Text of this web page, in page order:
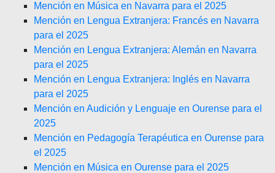
Mención en Música en Navarra para el 2025
Mención en Lengua Extranjera: Francés en Navarra
para el 2025
Mención en Lengua Extranjera: Alemán en Navarra
para el 2025
Mención en Lengua Extranjera: Inglés en Navarra
para el 2025
Mención en Audición y Lenguaje en Ourense para el
2025
Mención en Pedagogía Terapéutica en Ourense para
el 2025
Mención en Música en Ourense para el 2025